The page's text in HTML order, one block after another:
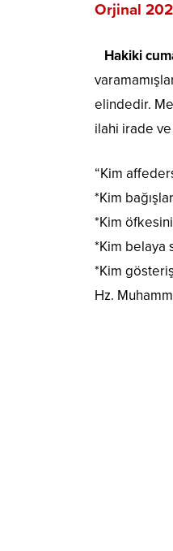
Orjinal
Hakiki
elindedir.
ilahi irade
“Kim
*Kim
*Kim
*Kim belaya
*Kim
Hz.